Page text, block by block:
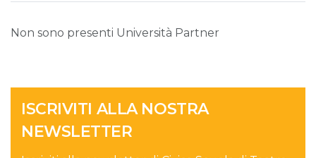
Non sono presenti Università Partner
ISCRIVITI ALLA NOSTRA
NEWSLETTER